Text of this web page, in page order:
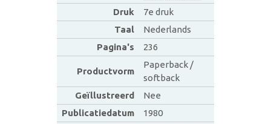
Druk
7e druk
Taal
Nederlands
Pagina's
236
Productvorm
Paperback /
softback
Geïllustreerd
Nee
Publicatiedatum
1980